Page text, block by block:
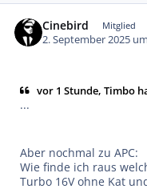
Cinebird Mitglied
2. September 2025
vor 1 Stunde, Timbo
...
Aber nochmal zu APC:
Wie finde ich raus
Turbo 16V ohne Kat